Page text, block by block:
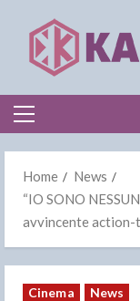
content
Primary
Home
News
“IO SONO
avvincente
Cinema News